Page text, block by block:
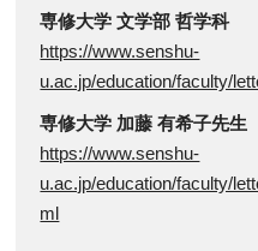
専修大学 文学部 哲学科
https://www.senshu-
u.ac.jp/education/faculty/
専修大学 加藤 有希子先生
https://www.senshu-
u.ac.jp/education/faculty/
ml